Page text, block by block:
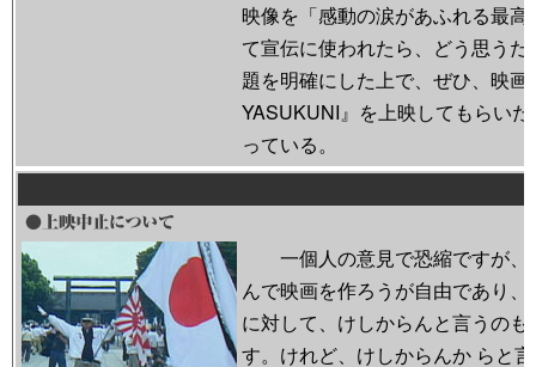
映像を「感動の涙があふれる最
て宣伝に使われたら、どう思う
題を明確にした上で、ぜひ、映画
YASUKUNI』を上映してもらい
っている。
一個人の意見で恐縮ですが、
んで映画を作ろうが自由であり
に対して、けしからんと言うの
す。けれど、けしからんか らと